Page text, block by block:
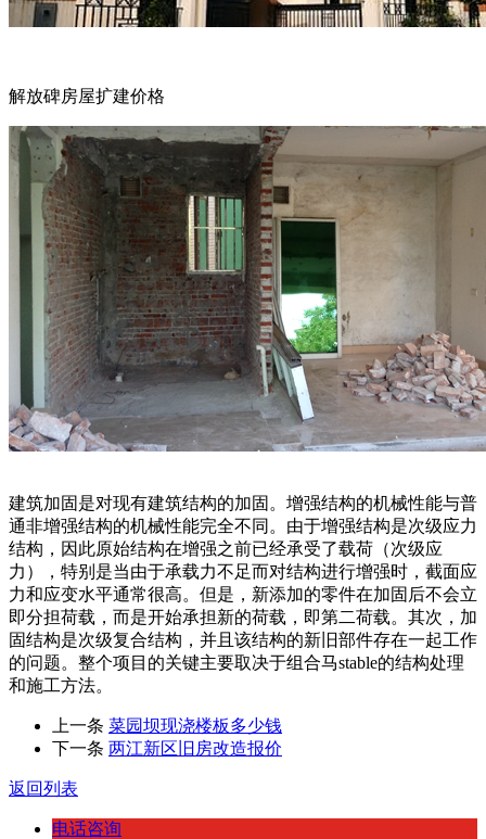
解放碑房屋扩建价格
建筑加固是对现有建筑结构的加固。增强结构的机械性能与普
通非增强结构的机械性能完全不同。由于增强结构是次级应力
结构，因此原始结构在增强之前已经承受了载荷（次级应
力），特别是当由于承载力不足而对结构进行增强时，截面应
力和应变水平通常很高。但是，新添加的零件在加固后不会立
即分担荷载，而是开始承担新的荷载，即第二荷载。其次，加
固结构是次级复合结构，并且该结构的新旧部件存在一起工作
的问题。整个项目的关键主要取决于组合马stable的结构处理
和施工方法。
上一条 菜园坝现浇楼板多少钱
下一条 两江新区旧房改造报价
返回列表
电话咨询